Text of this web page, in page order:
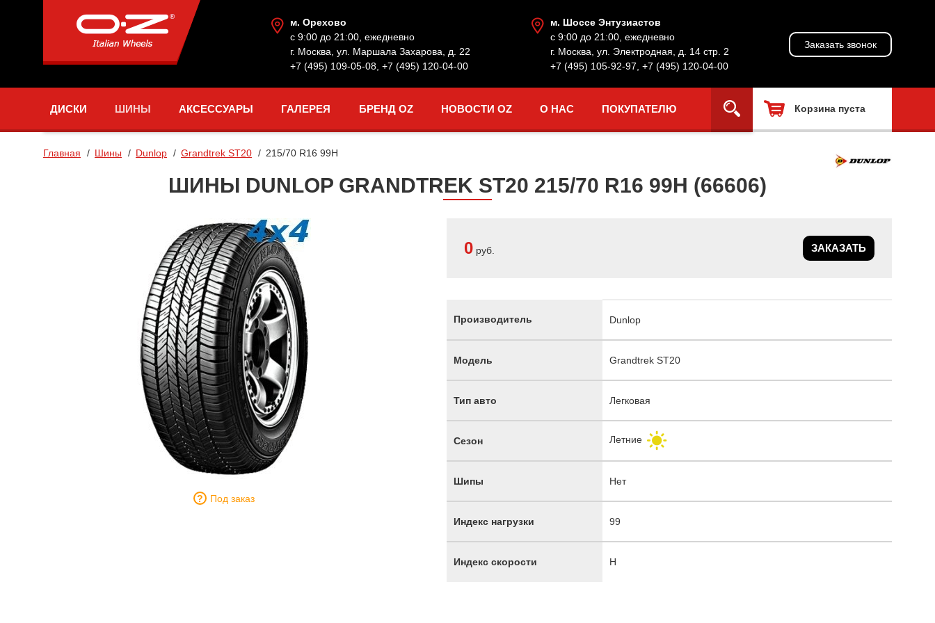
м. Орехово
с 9:00 до 21:00, ежедневно
г. Москва, ул. Маршала Захарова, д. 22
+7 (495) 109-05-08 +7 (495) 120-04-00
м. Шоссе Энтузиастов
с 9:00 до 21:00, ежедневно
г. Москва, ул. Электродная, д. 14 стр. 2
+7 (495) 105-92-97 +7 (495) 120-04-00
Заказать звонок
ДИСКИ ШИНЫ АКСЕССУАРЫ ГАЛЕРЕЯ БРЕНД OZ НОВОСТИ OZ О НАС ПОКУПАТЕЛЮ Корзина пуста
Главная Шины Dunlop Grandtrek ST20 215/70 R16 99H
ШИНЫ DUNLOP GRANDTREK ST20 215/70 R16 99H (66606)
Под заказ
0 руб. ЗАКАЗАТЬ
Производитель Dunlop
Модель Grandtrek ST20
Тип авто Легковая
Сезон Летние
Шипы Нет
Индекс нагрузки 99
Индекс скорости H